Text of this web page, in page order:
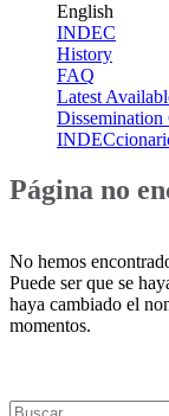
English
INDEC
History
FAQ
Latest
Dissemination
Página no
No hemos
Puede ser que se
haya cambiado el
momentos.